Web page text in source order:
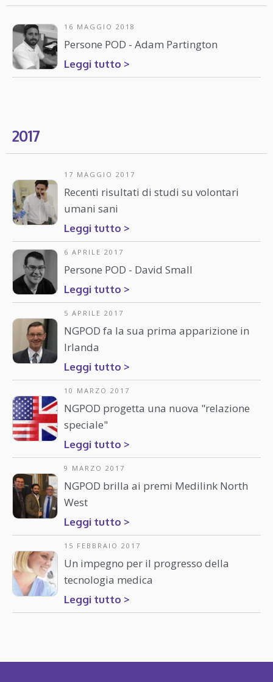
16 MAGGIO 2018
Persone POD - Adam Partington
Leggi tutto >
2017
17 MAGGIO 2017
Recenti risultati di studi su volontari
umani sani
Leggi tutto >
6 APRILE 2017
Persone POD - David Small
Leggi tutto >
5 APRILE 2017
NGPOD fa la sua prima apparizione in
Irlanda
Leggi tutto >
10 MARZO 2017
NGPOD progetta una nuova "relazione
speciale"
Leggi tutto >
9 MARZO 2017
NGPOD brilla ai premi Medilink North
West
Leggi tutto >
15 FEBBRAIO 2017
Un impegno per il progresso della
tecnologia medica
Leggi tutto >